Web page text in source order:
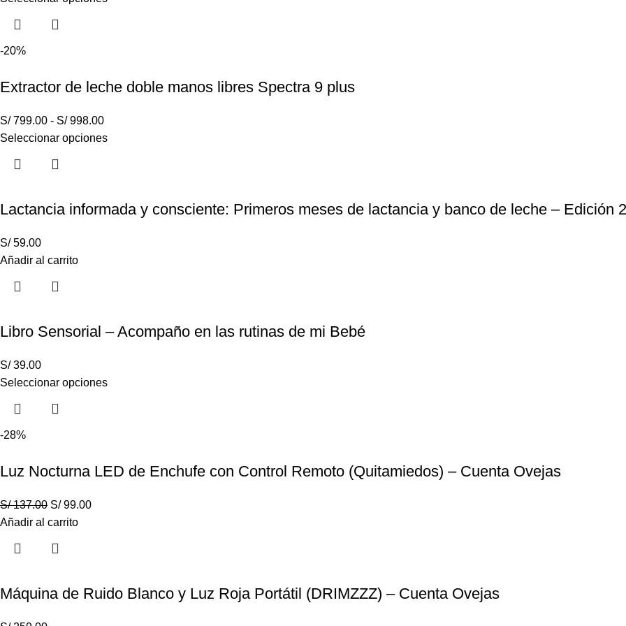
-20%
Extractor de leche doble manos libres Spectra 9 plus
S/799.00 - S/998.00
Seleccionar opciones
Lactancia informada y consciente: Primeros meses de lactancia y banco de leche – Edición
S/59.00
Añadir al carrito
Libro Sensorial – Acompaño en las rutinas de mi Bebé
S/39.00
Seleccionar opciones
-28%
Luz Nocturna LED de Enchufe con Control Remoto (Quitamiedos) – Cuenta Ovejas
S/137.00 S/99.00
Añadir al carrito
Máquina de Ruido Blanco y Luz Roja Portátil (DRIMZZZ) – Cuenta Ovejas